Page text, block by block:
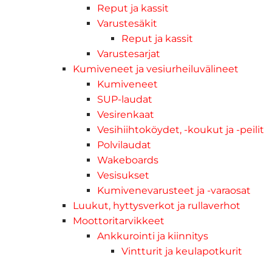
Reput ja kassit
Varustesäkit
Reput ja kassit
Varustesarjat
Kumiveneet ja vesiurheiluvälineet
Kumiveneet
SUP-laudat
Vesirenkaat
Vesihiihtoköydet, -koukut ja -peilit
Polvilaudat
Wakeboards
Vesisukset
Kumivenevarusteet ja -varaosat
Luukut, hyttysverkot ja rullaverhot
Moottoritarvikkeet
Ankkurointi ja kiinnitys
Vintturit ja keulapotkurit